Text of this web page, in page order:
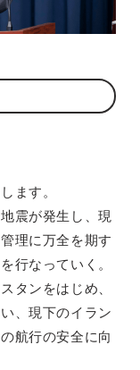
ます。
震が発生し、現
理に万全を期す
行なっていく。
タンをはじめ、
、現下のイラン
航行の安全に向